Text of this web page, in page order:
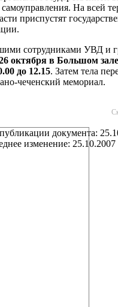
На всей
приспустят
сотрудниками УВД и
октября в Большом
до 12.15. Затем тела
чеченский мемориал.
документа:
изменение: 25.10.2007